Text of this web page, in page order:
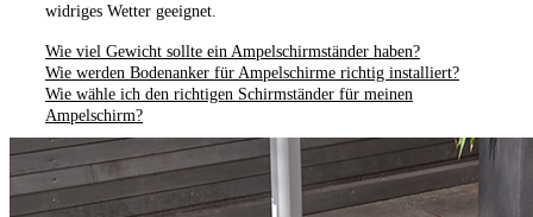
widriges Wetter geeignet.
Wie viel Gewicht sollte ein Ampelschirmständer haben?
Wie werden Bodenanker für Ampelschirme richtig installiert?
Wie wähle ich den richtigen Schirmständer für meinen
Ampelschirm?